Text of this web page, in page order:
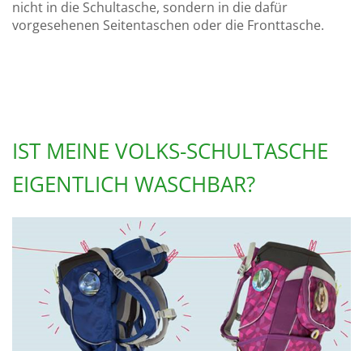
nicht in die Schultasche, sondern in die dafür
vorgesehenen Seitentaschen oder die Fronttasche.
IST MEINE VOLKS-SCHULTASCHE
EIGENTLICH WASCHBAR?